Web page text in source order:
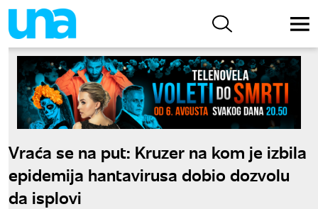
Vraća se na put: Kruzer na kom je izbila
epidemija hantavirusa dobio dozvolu
da isplovi